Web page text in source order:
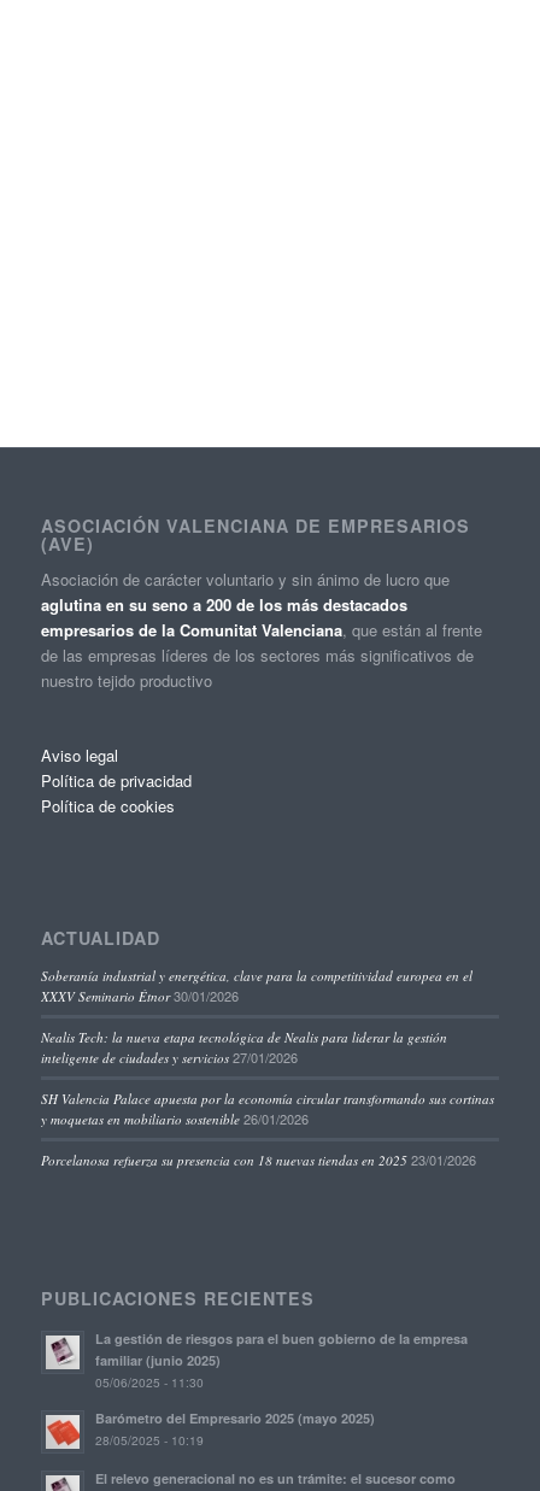
ASOCIACIÓN VALENCIANA DE EMPRESARIOS
(AVE)
Asociación de carácter voluntario y sin ánimo de lucro que
aglutina en su seno a 200 de los más destacados
empresarios de la Comunitat Valenciana, que están al frente
de las empresas líderes de los sectores más significativos de
nuestro tejido productivo
Aviso legal
Política de privacidad
Política de cookies
ACTUALIDAD
Soberanía industrial y energética, clave para la competitividad europea en el
XXXV Seminario Étnor 30/01/2026
Nealis Tech: la nueva etapa tecnológica de Nealis para liderar la gestión
inteligente de ciudades y servicios 27/01/2026
SH Valencia Palace apuesta por la economía circular transformando sus cortinas
y moquetas en mobiliario sostenible 26/01/2026
Porcelanosa refuerza su presencia con 18 nuevas tiendas en 2025 23/01/2026
PUBLICACIONES RECIENTES
La gestión de riesgos para el buen gobierno de la empresa
familiar (junio 2025)
05/06/2025 - 11:30
Barómetro del Empresario 2025 (mayo 2025)
28/05/2025 - 10:19
El relevo generacional no es un trámite: el sucesor como